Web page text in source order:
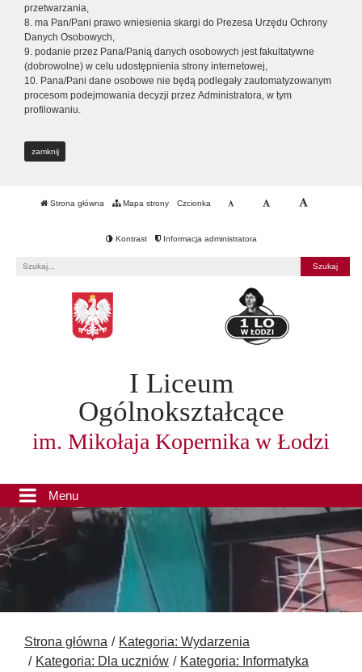
przetwarzania,
8. ma Pan/Pani prawo wniesienia skargi do Prezesa Urzędu Ochrony
Danych Osobowych,
9. podanie przez Pana/Panią danych osobowych jest fakultatywne
(dobrowolne) w celu udostępnienia strony internetowej,
10. Pana/Pani dane osobowe nie będą podlegały zautomatyzowanym
procesom podejmowania decyzji przez Administratora, w tym
profilowaniu.
zamknij
Strona główna Mapa strony Czcionka
Kontrast Informacja administratora
I Liceum
Ogólnokształcące
im. Mikołaja Kopernika w Łodzi
Menu
Strona główna
Kategoria: Wydarzenia
Kategoria: Dla uczniów
Kategoria: Informatyka